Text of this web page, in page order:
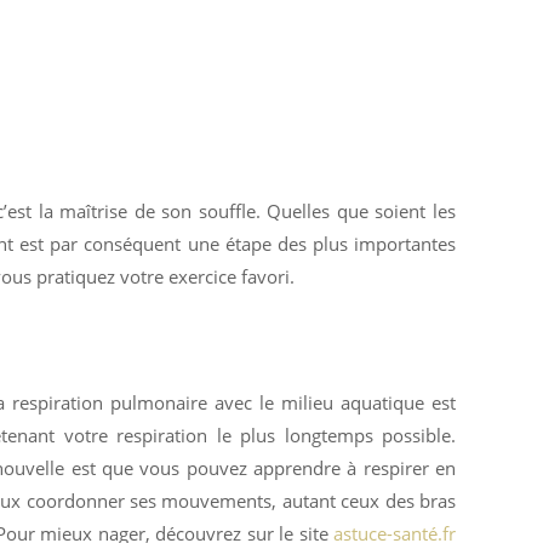
la maîtrise de son souffle. Quelles que soient les
est par conséquent une étape des plus importantes
pratiquez votre exercice favori.
respiration pulmonaire avec le milieu aquatique est
votre respiration le plus longtemps possible.
est que vous pouvez apprendre à respirer en
coordonner ses mouvements, autant ceux des bras
mieux nager, découvrez sur le site astuce-santé.fr